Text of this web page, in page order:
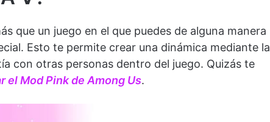
que un juego en el que puedes de alguna manera
Esto te permite crear una dinámica mediante la
con otras personas dentro del juego. Quizás te
el Mod Pink de Among Us.